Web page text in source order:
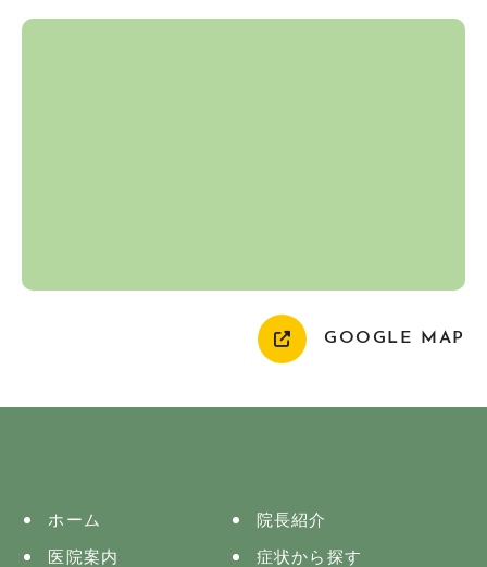
GOOGLE MAP
ホーム
院長紹介
医院案内
症状から探す